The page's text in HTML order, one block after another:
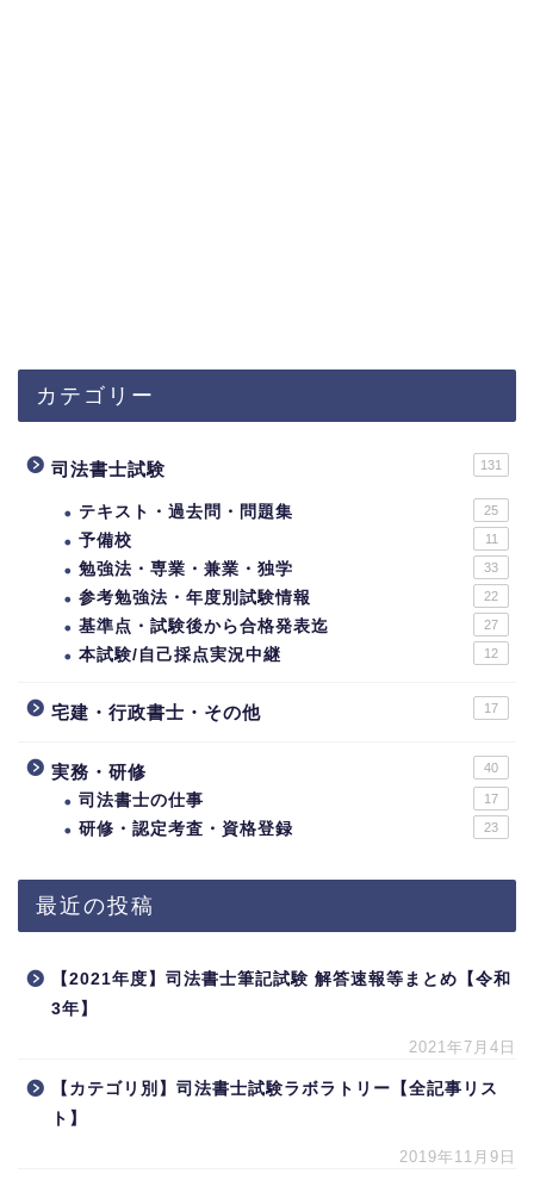
カテゴリー
司法書士試験 131
テキスト・過去問・問題集 25
予備校 11
勉強法・専業・兼業・独学 33
参考勉強法・年度別試験情報 22
基準点・試験後から合格発表迄 27
本試験/自己採点実況中継 12
宅建・行政書士・その他 17
実務・研修 40
司法書士の仕事 17
研修・認定考査・資格登録 23
最近の投稿
【2021年度】司法書士筆記試験 解答速報等まとめ【令和
3年】
2021年7月4日
【カテゴリ別】司法書士試験ラボラトリー【全記事リス
ト】
2019年11月9日